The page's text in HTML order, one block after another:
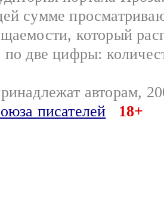
сумме
который
по две цифры:
авторам,
писателей
18+